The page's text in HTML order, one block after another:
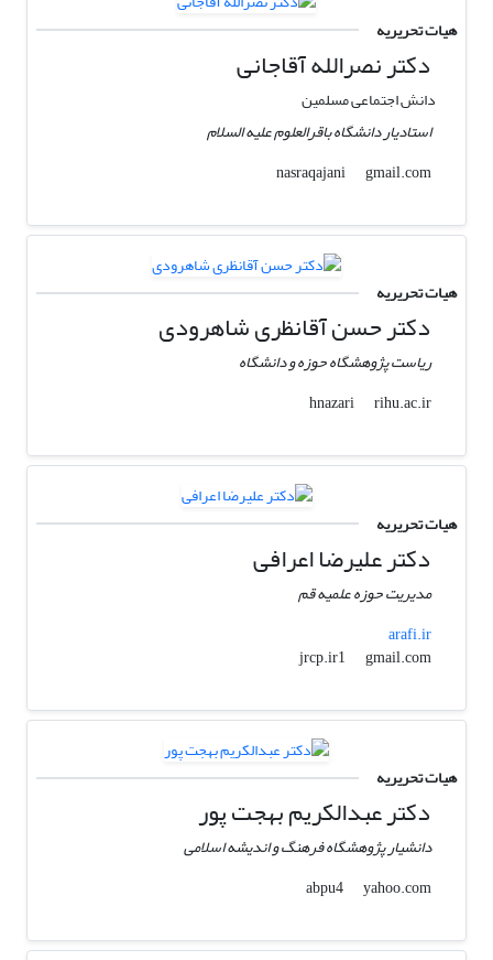
هیات تحریریه
دکتر نصرالله آقاجانی
دانش اجتماعی مسلمین
استادیار دانشگاه باقرالعلوم علیه السلام
nasraqajani
gmail.com
هیات تحریریه
دکتر حسن آقانظری شاهرودی
ریاست پژوهشگاه حوزه و دانشگاه
hnazari
rihu.ac.ir
هیات تحریریه
دکتر علیرضا اعرافی
مدیریت حوزه علمیه قم
arafi.ir
jrcp.ir1
gmail.com
هیات تحریریه
دکتر عبدالکریم بهجت پور
دانشیار پژوهشگاه فرهنگ و اندیشه اسلامی
abpu4
yahoo.com